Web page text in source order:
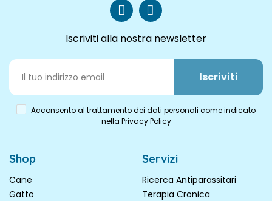
Iscriviti alla nostra newsletter
Iscriviti
Acconsento al trattamento dei dati personali come indicato
nella Privacy Policy
Shop
Cane
Gatto
Servizi
Ricerca Antiparassitari
Terapia Cronica